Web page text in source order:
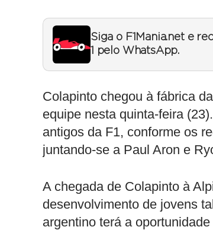
Siga o F1Mania.net e
1 pelo WhatsApp.
Colapinto chegou à fábrica
equipe nesta quinta-feira
antigos da F1, conforme os
juntando-se a Paul Aron e
A chegada de Colapinto à
desenvolvimento de jovens
argentino terá a